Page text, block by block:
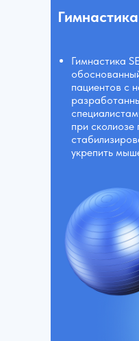
Гимнастика
пациентов с
при
укрепить